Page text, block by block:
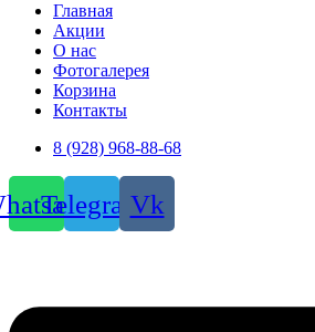
Главная
Акции
О нас
Фотогалерея
Корзина
Контакты
8 (928) 968-88-68
TelegramVk